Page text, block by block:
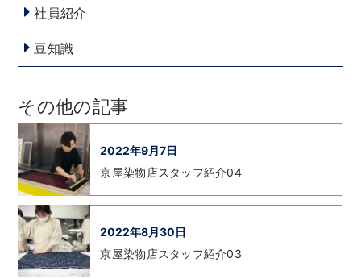
社員紹介
豆知識
その他の記事
2022年9月7日
京屋染物店スタッフ紹介04
2022年8月30日
京屋染物店スタッフ紹介03